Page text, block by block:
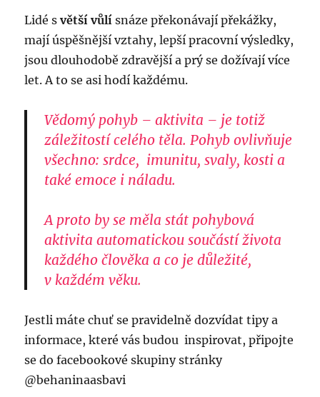
Lidé světší vůlí snáze překonávají překážky,
mají úspěšnější vztahy, lepší pracovní výsledky,
jsou dlouhodobě zdravější a prý se dožívají více
let. A to se asi hodí každému.
Vědomý pohyb – aktivita – je totiž
záležitostí celého těla. Pohyb ovlivňuje
všechno: srdce, imunitu, svaly, kosti a
také emoce i náladu.
A proto by se měla stát pohybová
aktivita automatickou součástí života
každého člověka a co je důležité,
v každém věku.
Jestli máte chuť se pravidelně dozvídat tipy a
informace, které vás budou inspirovat, připojte
se do facebookové skupiny stránky
@behaninaasbavi